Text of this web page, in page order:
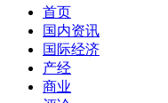
首页
国内资讯
国际经济
产经
商业